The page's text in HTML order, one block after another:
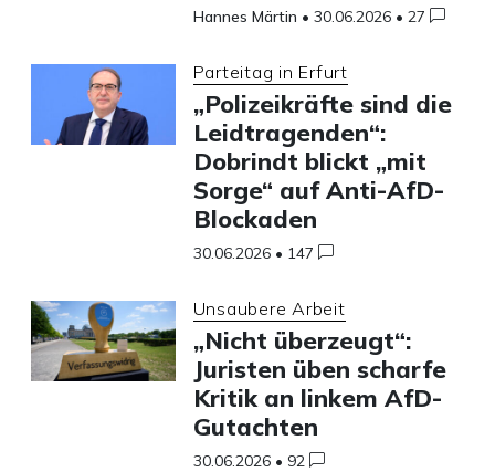
Hannes Märtin • 30.06.2026 • 27
Parteitag in Erfurt
„Polizeikräfte sind die
Leidtragenden“:
Dobrindt blickt „mit
Sorge“ auf Anti-AfD-
Blockaden
30.06.2026 • 147
Unsaubere Arbeit
„Nicht überzeugt“:
Juristen üben scharfe
Kritik an linkem AfD-
Gutachten
30.06.2026 • 92